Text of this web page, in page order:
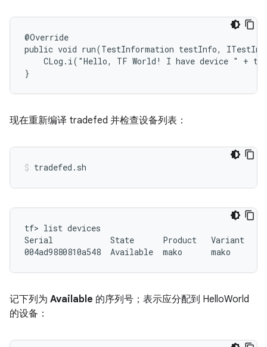
@Override
public void run(TestInformation testInfo,
CLog.i("Hello, TF World! I have device " +
}
现在重新编译 tradefed 并检查设备列表：
tf> list devices
Serial            State      Product   Variant
记下列为 Available 的序列号；表示应分配到 HelloWorld
的设备：